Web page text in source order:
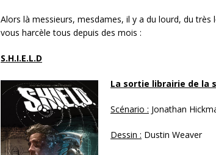
Alors là messieurs, mesdames, il y a du lourd, du
vous harcèle tous depuis des mois :
S.H.I.E.L.D
La sortie librairie de la
Scénario : Jonathan
Dessin : Dustin Weaver